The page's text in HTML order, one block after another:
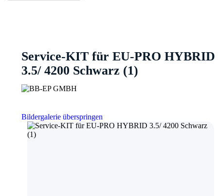
Service-KIT für EU-PRO HYBRID
3.5/ 4200 Schwarz (1)
Bildergalerie überspringen